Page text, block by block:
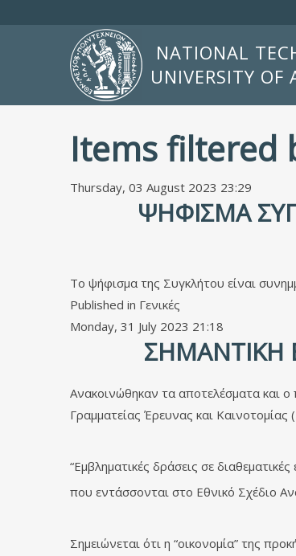
NATIONAL
UNIVERSITY OF
Items filtered
Thursday, 03 August 2023 23:29
ΨΉΦΙΣΜΑ
Το ψήφισμα της Συγκλήτου είναι
Published in Γενικές
Monday, 31 July 2023 21:18
ΣΗΜΑΝΤΙΚΉ
Ανακοινώθηκαν τα αποτελέσματα και ο
Γραμματείας Έρευνας και Καινοτομίας
“Εμβληματικές δράσεις σε
που εντάσσονται στο Εθνικό Σχέδιο
Σημειώνεται ότι η “οικονομία” της